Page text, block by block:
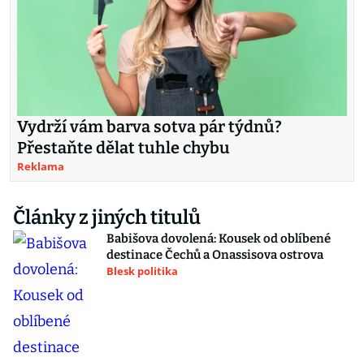
Vydrží vám barva sotva pár týdnů?
Přestaňte dělat tuhle chybu
Reklama
Články z jiných titulů
Babišova dovolená: Kousek od oblíbené
destinace Čechů a Onassisova ostrova
Blesk politika